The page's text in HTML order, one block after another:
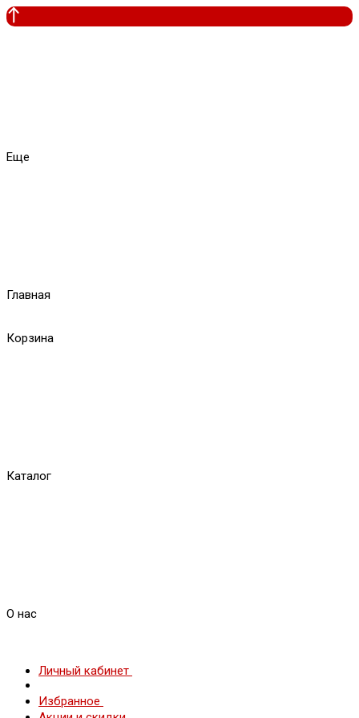
Еще
Главная
Корзина
Каталог
О нас
Личный кабинет
Избранное